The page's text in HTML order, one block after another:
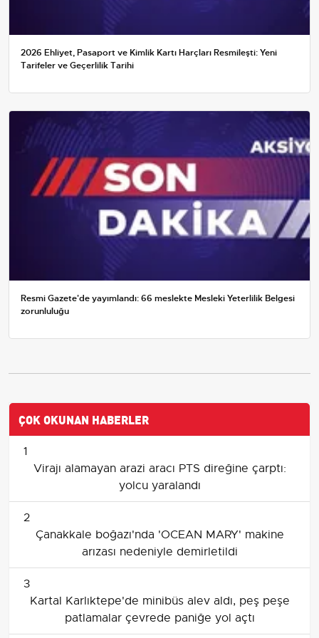
2026 Ehliyet, Pasaport ve Kimlik Kartı Harçları Resmileşti: Yeni
Tarifeler ve Geçerlilik Tarihi
Resmi Gazete'de yayımlandı: 66 meslekte Mesleki Yeterlilik Belgesi
zorunluluğu
ÇOK OKUNAN HABERLER
1
Virajı alamayan arazi aracı PTS direğine çarptı:
yolcu yaralandı
2
Çanakkale boğazı'nda 'OCEAN MARY' makine
arızası nedeniyle demirletildi
3
Kartal Karlıktepe'de minibüs alev aldı, peş peşe
patlamalar çevrede paniğe yol açtı